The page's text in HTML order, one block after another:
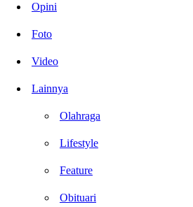
Opini
Foto
Video
Lainnya
Olahraga
Lifestyle
Feature
Obituari